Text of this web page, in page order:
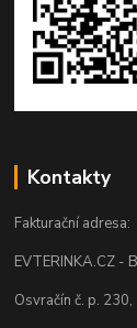
Kontakty
Fakturační adresa:
EVTERINKA.CZ -
Osvračín č. p.